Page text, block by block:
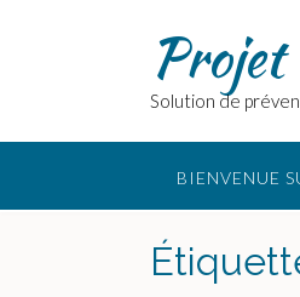
Projet
Solution de
BIENVENUE